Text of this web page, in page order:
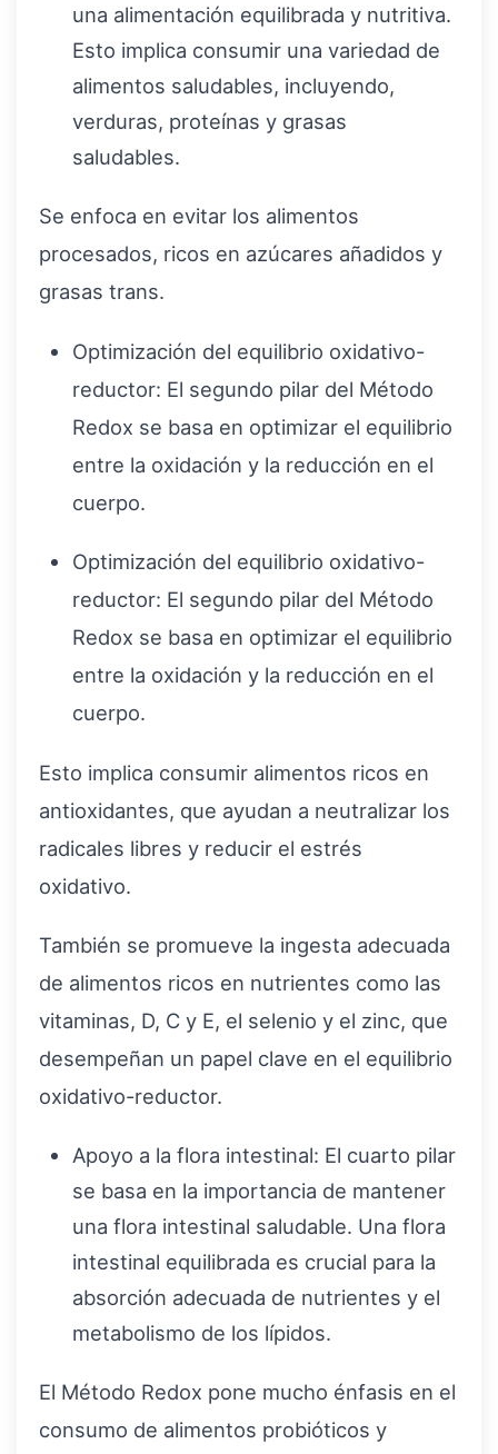
una alimentación equilibrada y nutritiva.
Esto implica consumir una variedad de
alimentos saludables, incluyendo,
verduras, proteínas y grasas
saludables.
Se enfoca en evitar los alimentos
procesados, ricos en azúcares añadidos y
grasas trans.
Optimización del equilibrio oxidativo-
reductor: El segundo pilar del Método
Redox se basa en optimizar el equilibrio
entre la oxidación y la reducción en el
cuerpo.
Optimización del equilibrio oxidativo-
reductor: El segundo pilar del Método
Redox se basa en optimizar el equilibrio
entre la oxidación y la reducción en el
cuerpo.
Esto implica consumir alimentos ricos en
antioxidantes, que ayudan a neutralizar los
radicales libres y reducir el estrés
oxidativo.
También se promueve la ingesta adecuada
de alimentos ricos en nutrientes como las
vitaminas, D, C y E, el selenio y el zinc, que
desempeñan un papel clave en el equilibrio
oxidativo-reductor.
Apoyo a la flora intestinal: El cuarto pilar
se basa en la importancia de mantener
una flora intestinal saludable. Una flora
intestinal equilibrada es crucial para la
absorción adecuada de nutrientes y el
metabolismo de los lípidos.
El Método Redox pone mucho énfasis en el
consumo de alimentos probióticos y